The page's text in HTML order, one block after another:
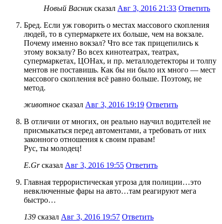
Новый Васниксказал Авг 3, 2016 21:33 Ответить
Бред. Если уж говорить о местах массового скопления
людей, то в супермаркете их больше, чем на вокзале.
Почему именно вокзал? Что все так прицепились к
этому вокзалу? Во всех кинотеатрах, театрах,
супермаркетах, ЦОНах, и пр. металлодетекторы и толпу
ментов не поставишь. Как бы ни было их много — мест
массового скопления всё равно больше. Поэтому, не
метод.
животное сказал Авг 3, 2016 19:19 Ответить
В отличии от многих, он реально научил водителей не
присмыкаться перед автоментами, а требовать от них
законного отношения к своим правам!
Рус, ты молодец!
E.Grсказал Авг 3, 2016 19:55 Ответить
Главная террористическая угроза для полиции…это
невключенные фары на авто…там реагируют мега
быстро…
139 сказал Авг 3, 2016 19:57 Ответить